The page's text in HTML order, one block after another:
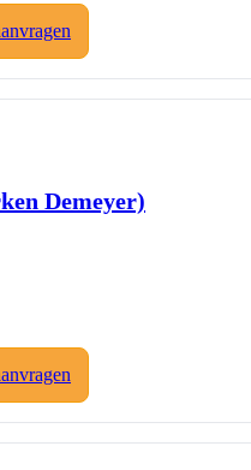
Demeyer)